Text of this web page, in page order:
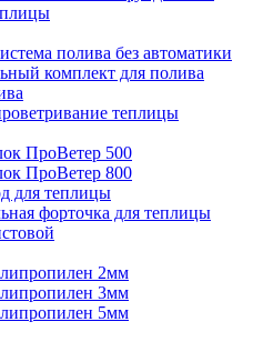
полива без автоматики
комплект для полива
теплицы
ПроВетер 500
ПроВетер 800
для теплицы
форточка для теплицы
2мм
3мм
5мм